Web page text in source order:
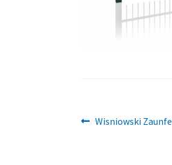
Vorheriger
Wisniowski